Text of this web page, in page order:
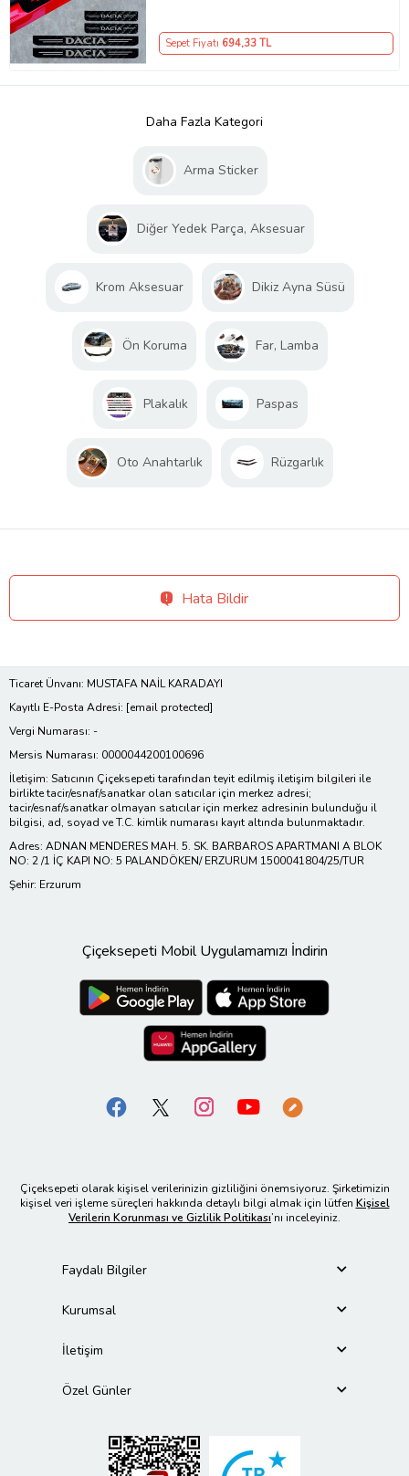
Sepet Fiyatı 694,33 TL
Daha Fazla Kategori
Arma Sticker
Diğer Yedek Parça, Aksesuar
Krom Aksesuar Dikiz Ayna Süsü
Ön Koruma Far, Lamba
Plakalık Paspas
Oto Anahtarlık Rüzgarlık
Hata Bildir
Ticaret Ünvanı: MUSTAFA NAİL KARADAYI
Kayıtlı E-Posta Adresi: [email protected]
Vergi Numarası: -
Mersis Numarası: 0000044200100696
İletişim: Satıcının Çiçeksepeti tarafından teyit edilmiş iletişim bilgileri ile
birlikte tacir/esnaf/sanatkar olan satıcılar için merkez adresi;
tacir/esnaf/sanatkar olmayan satıcılar için merkez adresinin bulunduğu il
bilgisi, ad, soyad ve T.C. kimlik numarası kayıt altında bulunmaktadır.
Adres: ADNAN MENDERES MAH. 5. SK. BARBAROS APARTMANI A BLOK
NO: 2 /1 İÇ KAPI NO: 5 PALANDÖKEN/ ERZURUM 1500041804/25/TUR
Şehir: Erzurum
Çiçeksepeti Mobil Uygulamamızı İndirin
Çiçeksepeti olarak kişisel verilerinizin gizliliğini önemsiyoruz. Şirketimizin
kişisel veri işleme süreçleri hakkında detaylı bilgi almak için lütfen Kişisel
Verilerin Korunması ve Gizlilik Politikası’nı inceleyiniz.
Faydalı Bilgiler
Kurumsal
İletişim
Özel Günler